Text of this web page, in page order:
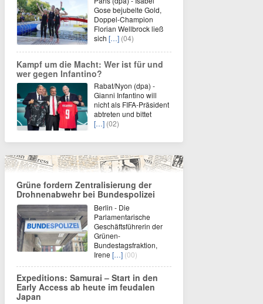
Gose bejubelte Gold,
Doppel-Champion
Florian Wellbrock ließ
sich […] (04)
Kampf um die Macht: Wer ist für und
wer gegen Infantino?
Rabat/Nyon (dpa) -
Gianni Infantino will
nicht als FIFA-Präsident
abtreten und bittet
[…] (02)
Grüne fordern Zentralisierung der
Drohnenabwehr bei Bundespolizei
Berlin - Die
Parlamentarische
Geschäftsführerin der
Grünen-
Bundestagsfraktion,
Irene […] (00)
Expeditions: Samurai – Start in den
Early Access ab heute im feudalen
Japan